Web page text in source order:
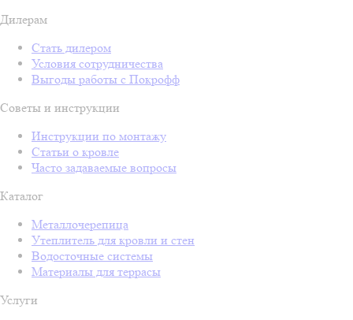
Дилерам
Стать дилером
Условия сотрудничества
Выгоды работы с Покрофф
Советы и инструкции
Инструкции по монтажу
Статьи о кровле
Часто задаваемые вопросы
Каталог
Металлочерепица
Утеплитель для кровли и стен
Водосточные системы
Материалы для террасы
Услуги